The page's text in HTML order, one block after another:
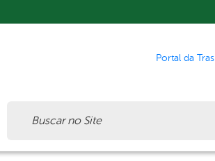
Portal da